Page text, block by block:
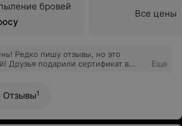
бровей
Все цены
Редко пишу отзывы, но это
Друзья подарили сертификат в
вернусь ещё не раз!
и уютное, персонал очень
как к принцессе. Сама
Нет слов, чтобы описать
Анастасия просто богиня! Все тело
Еще
Отзывы1